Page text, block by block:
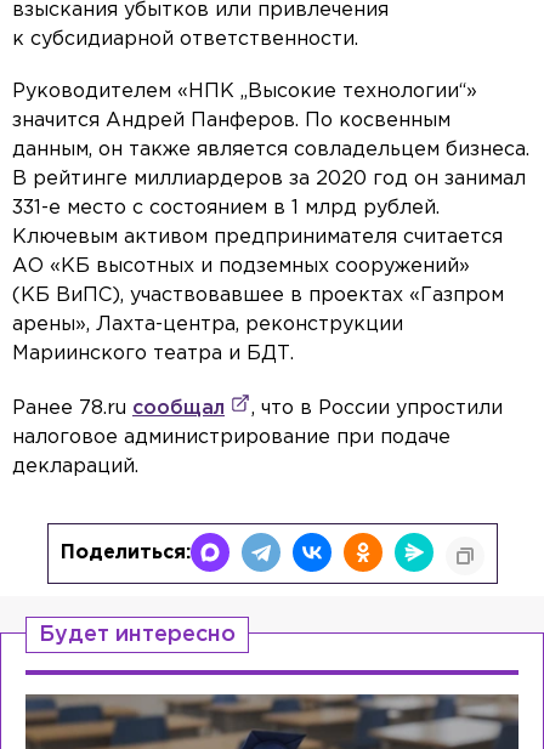
взыскания убытков или привлечения
к субсидиарной ответственности.
Руководителем «НПК „Высокие технологии“»
значится Андрей Панферов. По косвенным
данным, он также является совладельцем бизнеса.
В рейтинге миллиардеров за 2020 год он занимал
331-е место с состоянием в 1 млрд рублей.
Ключевым активом предпринимателя считается
АО «КБ высотных и подземных сооружений»
(КБ ВиПС), участвовавшее в проектах «Газпром
арены», Лахта-центра, реконструкции
Мариинского театра и БДТ.
Ранее 78.ru сообщал
, что в России упростили
налоговое администрирование при подаче
деклараций.
Поделиться:
Будет интересно